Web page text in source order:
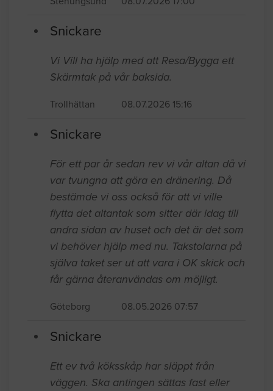
Snickare
Vi Vill ha hjälp med att Resa/Bygga ett
Skärmtak på vår baksida.
Trollhättan 08.07.2026 15:16
Snickare
För ett par år sedan rev vi vår altan då vi
var tvungna att göra en dränering. Då
bestämde vi oss också för att vi ville
flytta det altantak som sitter där idag till
andra sidan av huset och det är det som
vi behöver hjälp med nu. Takstolarna på
själva taket ser ut att vara i OK skick och
får gärna återanvändas om möjligt.
Göteborg 08.05.2026 07:57
Snickare
Ett ev två köksskåp har släppt från
väggen. Ska antingen sättas fast eller